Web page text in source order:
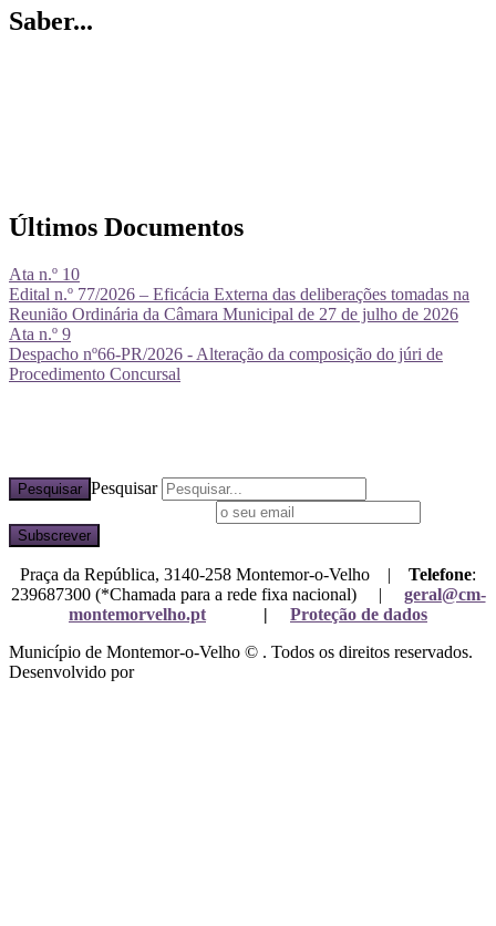
Saber...
Últimos Documentos
Ata n.º 10
Edital n.º 77/2026 – Eficácia Externa das deliberações tomadas na
Reunião Ordinária da Câmara Municipal de 27 de julho de 2026
Ata n.º 9
Despacho nº66-PR/2026 - Alteração da composição do júri de
Procedimento Concursal
Pesquisar Pesquisar
Praça da República, 3140-258 Montemor-o-Velho | Telefone:
239687300 (*Chamada para a rede fixa nacional) | geral@cm-
montemorvelho.pt
| Proteção de dados
Município de Montemor-o-Velho © . Todos os direitos reservados.
Desenvolvido por